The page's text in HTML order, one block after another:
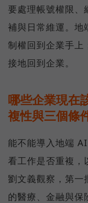
要處理帳號權限、
補與日常維運。地
制權回到企業手上
接地回到企業。
哪些企業現在
複性與三個條
能不能導入地端
看工作是否重複，
劉文義觀察，第一
的醫療、金融與